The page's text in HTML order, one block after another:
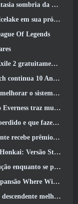
durante o Steam Next Fest
atualização Steampunk
Of Legends
neste fim de semana
10 Aniversário do ano
o sistema de fábrica
muito para a mesa
do Steam Ocean Fest
gastar US$ 100 mil no jogo
Versão Star Rail 4.3
trabalhar em novos projetos
Meet “Imperial Palace”
e atualiza o modo Onslaught